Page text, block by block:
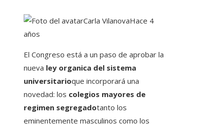
Carla VilanovaHace 4
años
El Congreso está a un paso de aprobar la
nueva ley organica del sistema
universitarioque incorporará una
novedad: los colegios mayores de
regimen segregadotanto los
eminentemente masculinos como los